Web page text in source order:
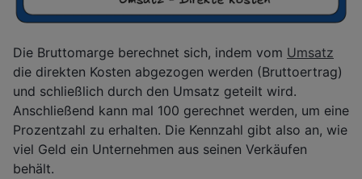
Die Bruttomarge berechnet sich, indem vom Umsatz
die direkten Kosten abgezogen werden (Bruttoertrag)
und schließlich durch den Umsatz geteilt wird.
Anschließend kann mal 100 gerechnet werden, um eine
Prozentzahl zu erhalten. Die Kennzahl gibt also an, wie
viel Geld ein Unternehmen aus seinen Verkäufen
behält.